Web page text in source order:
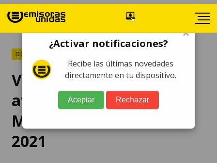
DEPORTES
VIDEO. Kevin Cordón
avanza de ronda en el
Mundial de Bádminton
2021
×
¿Activar notificaciones?
Recibe las últimas novedades
directamente en tu dispositivo.
Aceptar Rechazar